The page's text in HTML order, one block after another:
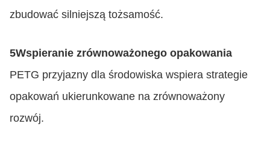
zbudować silniejszą tożsamość.
5Wspieranie zrównoważonego opakowania
PETG przyjazny dla środowiska wspiera strategie
opakowań ukierunkowane na zrównoważony
rozwój.